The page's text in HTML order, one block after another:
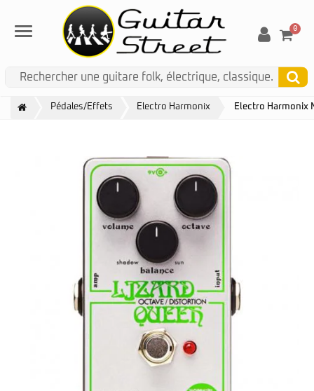
Menu 0
Pédales/Effets Electro Harmonix Electro Harmonix